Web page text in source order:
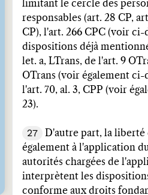
limitant le cercle des
responsables (art. 28 CP,
CP), l'art. 266 CPC (voir ci-
dispositions déjà
let. a, LTrans, de l'art. 9
OTrans (voir également ci-
l'art. 70, al. 3, CPP (voir
23).
27
D'autre part, la liberté
également à l'application
autorités chargées de
interprètent les
conforme aux droits